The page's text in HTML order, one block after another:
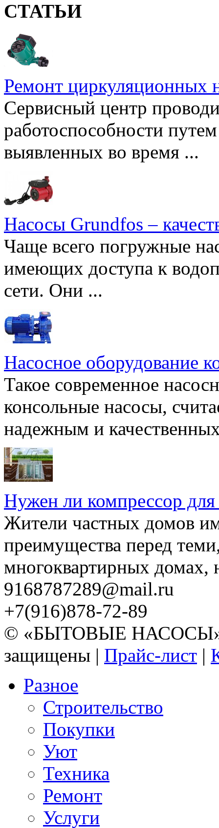
СТАТЬИ
Ремонт циркуляционных
Сервисный центр
работоспособности
выявленных во время ...
Насосы Grundfos –
Чаще всего погружные
имеющих доступа к
сети. Они ...
Насосное оборудование
Такое современное
консольные насосы,
надежным и
Нужен ли компрессор для
Жители частных домов
преимущества перед
многоквартирных домах,
9168787289@mail.ru
+7(916)878-72-89
© «БЫТОВЫЕ НАСОСЫ»
защищены | Прайс-лист |
Разное
Строительство
Покупки
Уют
Техника
Ремонт
Услуги